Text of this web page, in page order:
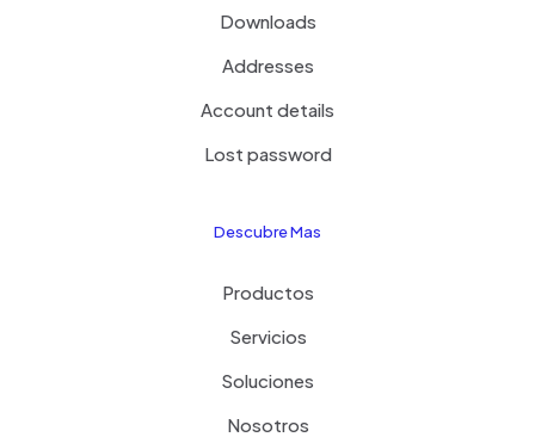
Downloads
Addresses
Account details
Lost password
Descubre Mas
Productos
Servicios
Soluciones
Nosotros